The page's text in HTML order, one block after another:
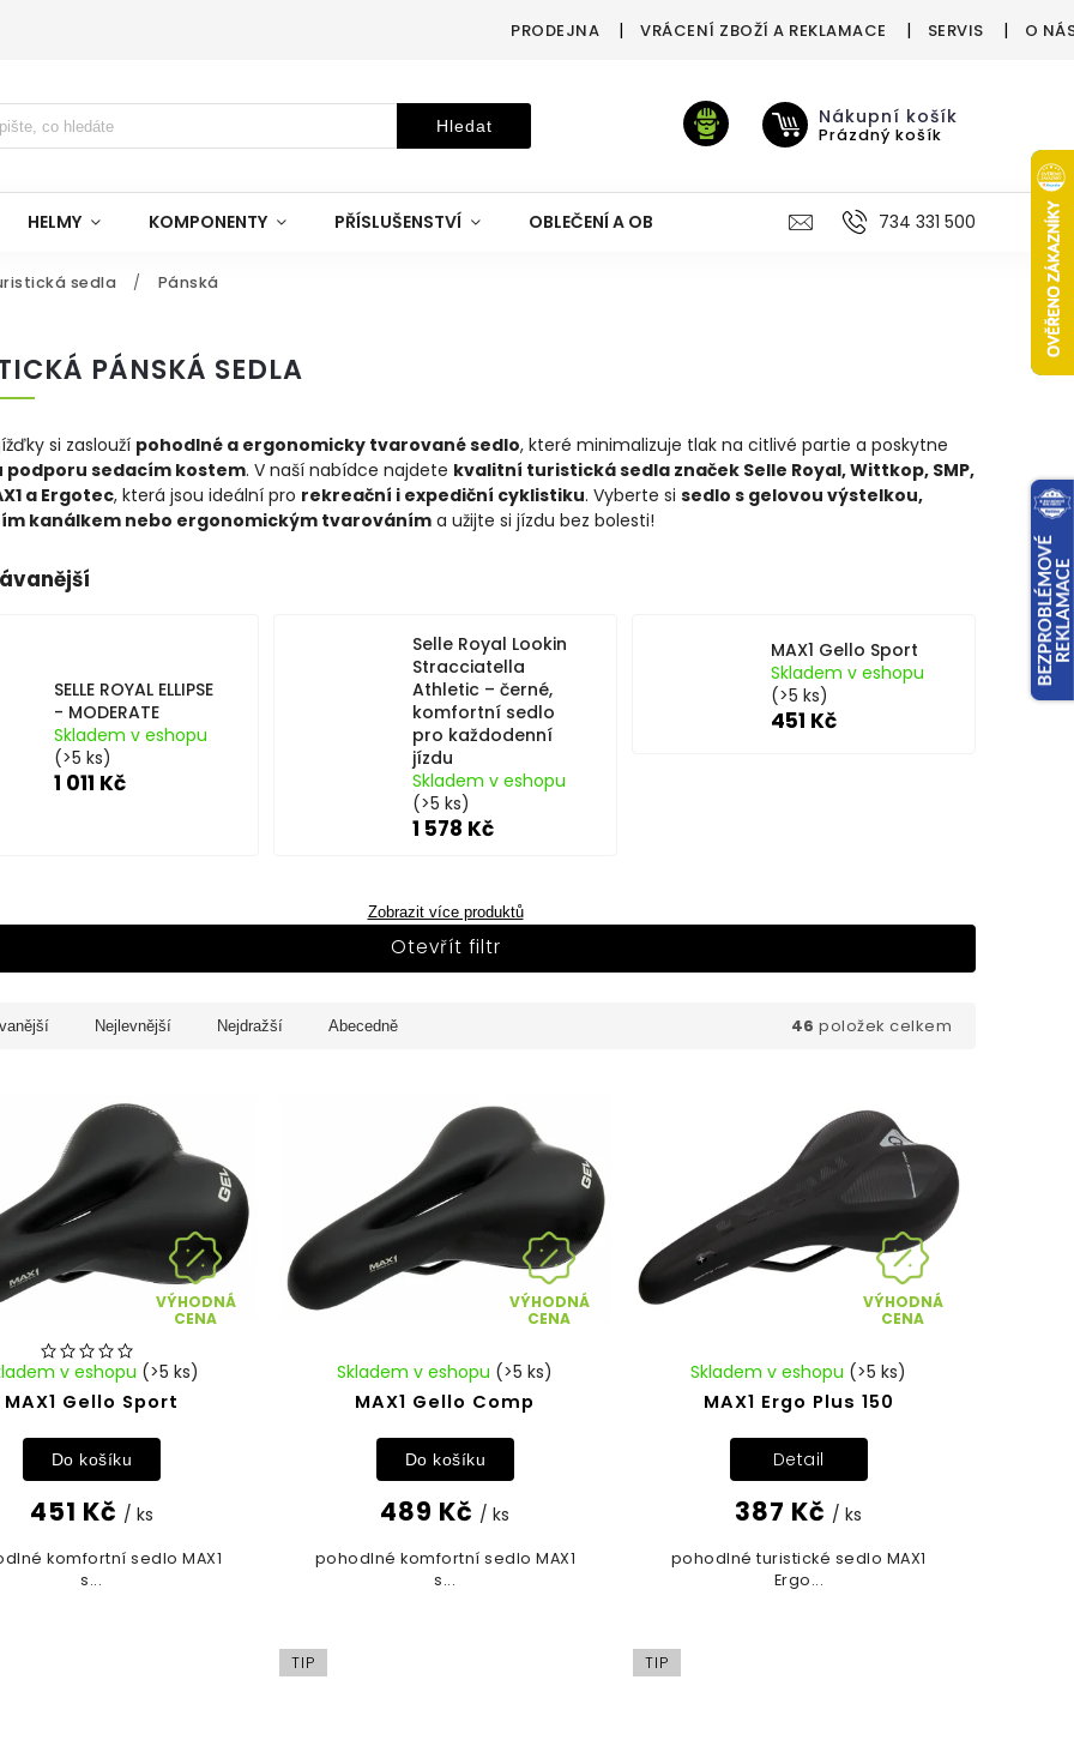
PRODEJNA VRÁCENÍ ZBOŽÍ A REKLAMACE SERVIS O
Hledat Nákupní košík
Prázdný košík
HELMY KOMPONENTY PŘÍSLUŠENSTVÍ OBLEČENÍ A OBUV VÝŽIVA VÝPRODEJ %
734 331 500
sedla / Pánská
PÁNSKÁ SEDLA
si zaslouží pohodlné a ergonomicky tvarované sedlo, které minimalizuje tlak na citlivé partie a poskytne
podporu sedacím kostem. V naší nabídce najdete kvalitní turistická sedla značek Selle Royal, Wittkop, SMP,
a Ergotec, která jsou ideální pro rekreační i expediční cyklistiku. Vyberte si sedlo s gelovou výstelkou,
kanálkem nebo ergonomickým tvarováním a užijte si jízdu bez bolesti!
SELLE ROYAL ELLIPSE
- MODERATE
Skladem v eshopu
(>5 ks)
1 011 Kč
Selle Royal Lookin
Stracciatella
Athletic – černé,
komfortní sedlo
pro každodenní
jízdu
Skladem v eshopu
(>5 ks)
1 578 Kč
MAX1 Gello Sport
Skladem v eshopu
(>5 ks)
451 Kč
Zobrazit více produktů
Otevřít filtr
Nejlevnější Nejdražší Abecedně 46 položek celkem
VÝHODNÁ
CENA
MAX1 Gello Sport
v eshopu (>5 ks)
451 Kč / ks
Do košíku
komfortní sedlo MAX1
s...
VÝHODNÁ
CENA
MAX1 Gello Comp
Skladem v eshopu (>5 ks)
489 Kč / ks
Do košíku
pohodlné komfortní sedlo MAX1
s...
VÝHODNÁ
CENA
MAX1 Ergo Plus 150
Skladem v eshopu (>5 ks)
387 Kč / ks
Detail
pohodlné turistické sedlo MAX1
Ergo...
TIP TIP